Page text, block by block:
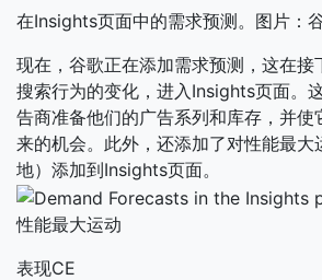
在Insights页面中的需求预测。图片：
现在，谷歌正在添加需求预测，这在接
搜索行为的变化，进入Insights页面。
告商准备他们的广告系列和库存，并使
来的机会。此外，还添加了对性能最大
地）添加到Insights页面。
性能最大运动
表现CE